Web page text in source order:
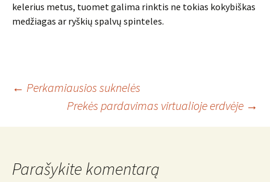
kelerius metus, tuomet galima rinktis ne tokias kokybiškas
medžiagas ar ryškių spalvų spinteles.
Įrašo
navigacija
← Perkamiausios suknelės
Prekės pardavimas virtualioje erdvėje →
Parašykite komentarą